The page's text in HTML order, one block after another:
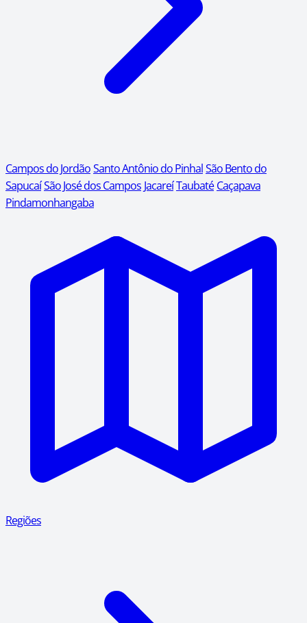
Campos do JordãoSanto Antônio do PinhalSão Bento do
SapucaíSão José dos Campos JacareíTaubaté Caçapava
Pindamonhangaba
Regiões